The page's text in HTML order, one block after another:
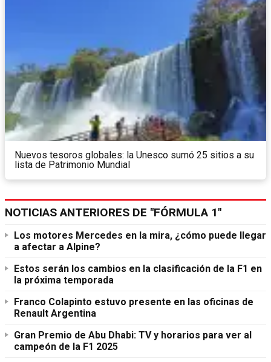
Nuevos tesoros globales: la Unesco sumó 25 sitios a su
lista de Patrimonio Mundial
NOTICIAS ANTERIORES DE "FÓRMULA 1"
Los motores Mercedes en la mira, ¿cómo puede llegar
a afectar a Alpine?
Estos serán los cambios en la clasificación de la F1 en
la próxima temporada
Franco Colapinto estuvo presente en las oficinas de
Renault Argentina
Gran Premio de Abu Dhabi: TV y horarios para ver al
campeón de la F1 2025